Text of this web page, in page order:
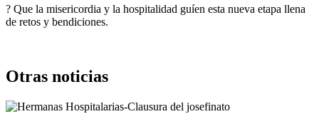
? Que la misericordia y la hospitalidad guíen esta nueva etapa llena
de retos y bendiciones.
Otras noticias